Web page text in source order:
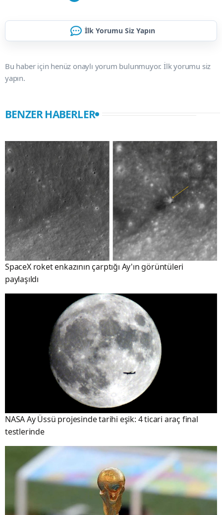
İlk Yorumu Siz Yapın
Bu haber için henüz onaylı yorum bulunmuyor. İlk yorumu siz
yapın.
BENZER HABERLER
SpaceX roket enkazının çarptığı Ay'ın görüntüleri
paylaşıldı
NASA Ay Üssü projesinde tarihi eşik: 4 ticari araç final
testlerinde